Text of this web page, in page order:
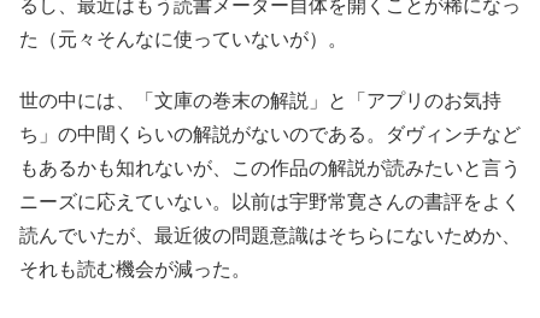
るし、最近はもう読書メーター自体を開くことが稀になっ
た（元々そんなに使っていないが）。
世の中には、「文庫の巻末の解説」と「アプリのお気持
ち」の中間くらいの解説がないのである。ダヴィンチなど
もあるかも知れないが、この作品の解説が読みたいと言う
ニーズに応えていない。以前は宇野常寛さんの書評をよく
読んでいたが、最近彼の問題意識はそちらにないためか、
それも読む機会が減った。